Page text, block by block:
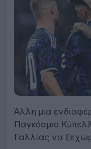
goal during a
Zambia at La
2026. BUENOS
Nicolas Otamendi
celebrate after
football match
stadium in Buenos
ARGENTINA
Άλλη μια
Παγκόσμιο
Γαλλίας να